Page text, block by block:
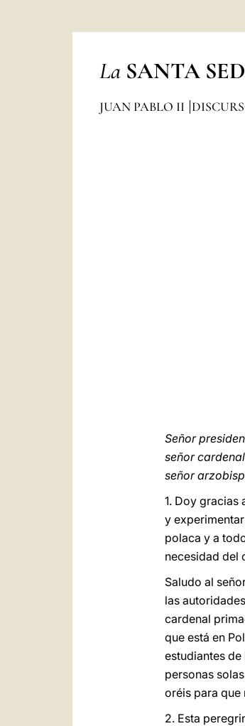
La SANTA
JUAN PABLO II
Señor
señor
señor
1. Doy
y
polaca y a
necesidad del
Saludo al
las
cardenal
que está en
estudiantes
personas
oréis para que
2. Esta